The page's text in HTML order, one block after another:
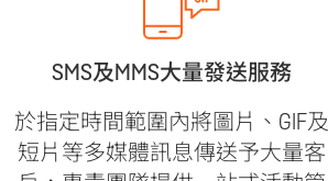
SMS及MMS大量發送服務
於指定時間範圍內將圖片、GIF及
短片等多媒體訊息傳送予大量客